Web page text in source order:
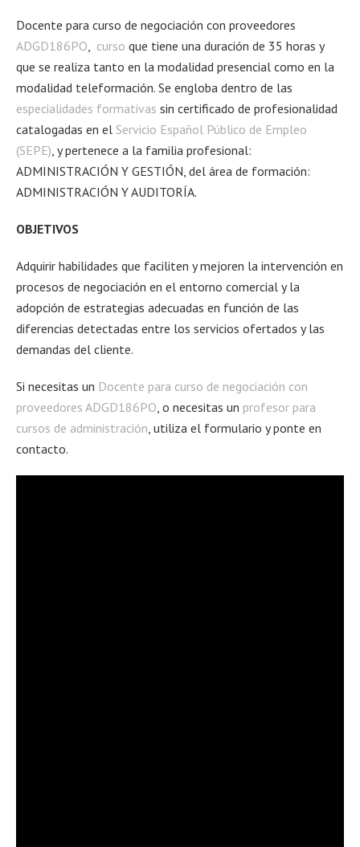
Docente para curso de negociación con proveedores
ADGD186PO
curso que tiene una duración de 35 horas y
que se realiza tanto en la modalidad presencial como en la
modalidad teleformación. Se engloba dentro de las
especialidades formativas sin certificado de profesionalidad
catalogadas en el Servicio Español Público de Empleo
(SEPE) , y pertenece a la familia profesional:
ADMINISTRACIÓN Y GESTIÓN, del área de formación:
ADMINISTRACIÓN Y AUDITORÍA.
OBJETIVOS
Adquirir habilidades que faciliten y mejoren la intervención en
procesos de negociación en el entorno comercial y la
adopción de estrategias adecuadas en función de las
diferencias detectadas entre los servicios ofertados y las
demandas del cliente.
Si necesitas un Docente para curso de negociación con
proveedores ADGD186PO , o necesitas un profesor para
cursos de administración , utiliza el formulario y ponte en
contacto.